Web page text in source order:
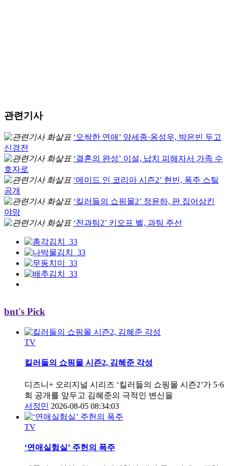
관련기사
‘오싹한 연애’ 양세종·옹성우, 박은빈 두고
신경전
‘결혼의 완성’ 이설, 납치 피해자서 가족 수
호자로
‘메이드 인 코리아 시즌2’ 현빈, 폭주 스틸
공개
‘킬러들의 쇼핑몰2’ 정윤하, 판 집어삼킨
야망
‘전과팅2’ 키오프 벨, 과팅 주선
bnt's Pick
TV
킬러들의 쇼핑몰 시즌2, 김혜준 각성
디즈니+ 오리지널 시리즈 ‘킬러들의 쇼핑몰 시즌2’가 5·6
회 공개를 앞두고 김혜준의 극적인 변신을
서정민 2026-08-05 08:34:03
TV
‘연애실험실’ 주헌의 폭주